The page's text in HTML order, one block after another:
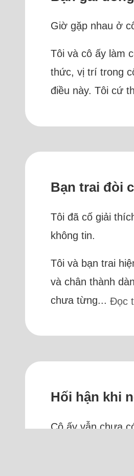
Giờ gặp nhau ở
Tôi và cô ấy làm
thức, vị trí trong
điều này. Tôi cứ
Bạn trai đòi
Tôi đã cố giải
không tin.
Tôi và bạn trai
và chân thành
chưa từng... Đọc
Hối hận khi
Cô ấy vẫn chưa